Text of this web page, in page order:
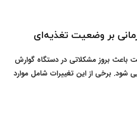
بر وضعیت تغذیه‌ای
بروز مشکلاتی در دستگاه گوارش
شود. برخی از این تغییرات شامل موارد